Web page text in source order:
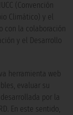
(Convención
Climático) y el
con la colaboración
y el Desarrollo
herramienta web
evaluar su
por la
En este sentido,